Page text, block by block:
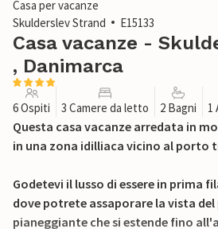
Casa per vacanze
Skulderslev Strand
E15133
Casa vacanze -
, Danimarca
6 Ospiti 3 Camere da letto 2 Bagni 1
Questa casa vacanze arredata in
in una zona idilliaca vicino al porto
Godetevi il lusso di essere in prima
dove potrete assaporare la vista del
pianeggiante che si estende fino